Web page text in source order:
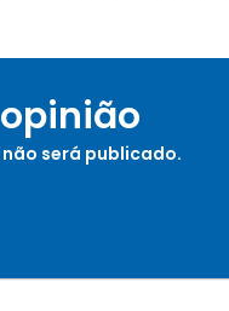
será publicado.